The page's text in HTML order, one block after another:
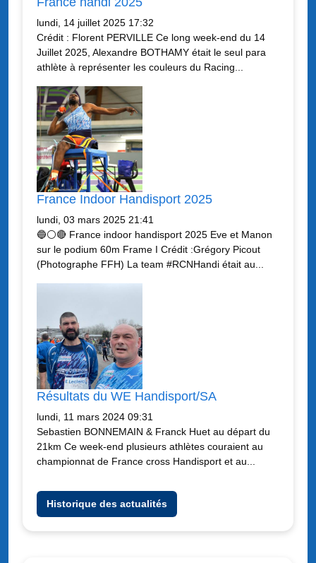
lundi, 14 juillet 2025 17:32
Crédit : Florent PERVILLE Ce long week-end du 14
Juillet 2025, Alexandre BOTHAMY était le seul para
athlète à représenter les couleurs du Racing...
France Indoor Handisport 2025
lundi, 03 mars 2025 21:41
🔵⚪️🔴 France indoor handisport 2025 Eve et Manon
sur le podium 60m Frame I Crédit :Grégory Picout
(Photographe FFH) La team #RCNHandi était au...
Résultats du WE Handisport/SA
lundi, 11 mars 2024 09:31
Sebastien BONNEMAIN & Franck Huet au départ du
21km Ce week-end plusieurs athlètes couraient au
championnat de France cross Handisport et au...
Historique des actualités